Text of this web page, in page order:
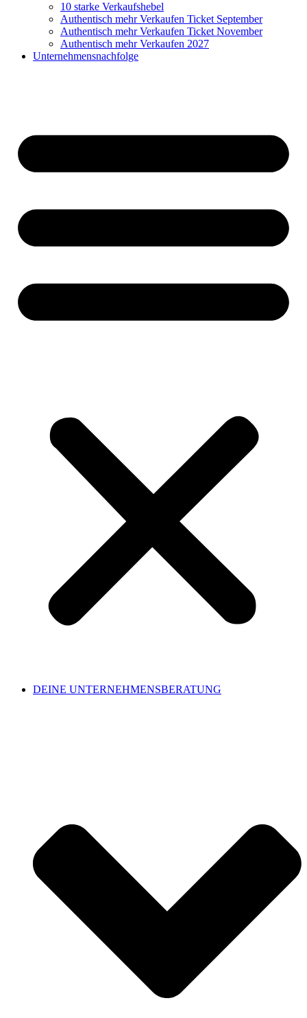
10 starke Verkaufshebel
Authentisch mehr Verkaufen Ticket September
Authentisch mehr Verkaufen Ticket November
Authentisch mehr Verkaufen 2027
Unternehmensnachfolge
DEINE UNTERNEHMENSBERATUNG